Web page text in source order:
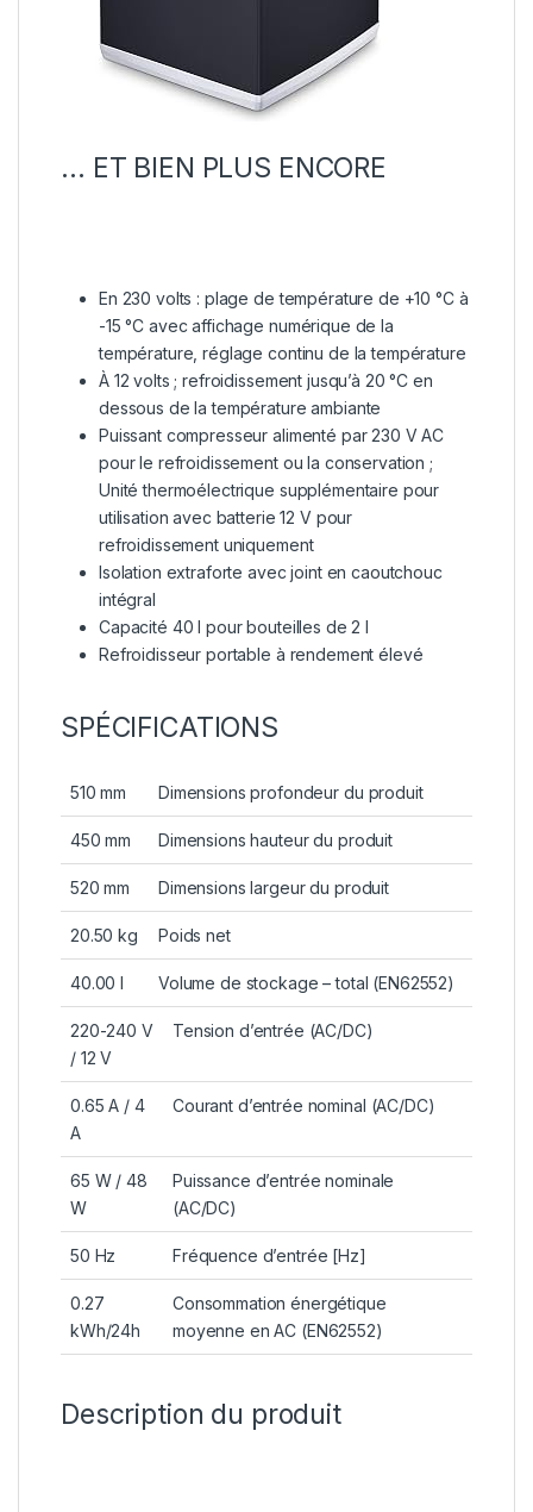
… ET BIEN PLUS ENCORE
En 230 volts : plage de température de +10 °C à
-15 °C avec affichage numérique de la
température, réglage continu de la température
À 12 volts ; refroidissement jusqu’à 20 °C en
dessous de la température ambiante
Puissant compresseur alimenté par 230 V AC
pour le refroidissement ou la conservation ;
Unité thermoélectrique supplémentaire pour
utilisation avec batterie 12 V pour
refroidissement uniquement
Isolation extraforte avec joint en caoutchouc
intégral
Capacité 40 l pour bouteilles de 2 l
Refroidisseur portable à rendement élevé
SPÉCIFICATIONS
510 mm Dimensions profondeur du produit
450 mm Dimensions hauteur du produit
520 mm Dimensions largeur du produit
20.50 kg Poids net
40.00 l Volume de stockage – total (EN62552)
220-240 V
/ 12 V
Tension d’entrée (AC/DC)
0.65 A / 4
A
Courant d’entrée nominal (AC/DC)
65 W / 48
W
Puissance d’entrée nominale
(AC/DC)
50 Hz Fréquence d’entrée [Hz]
0.27
kWh/24h
Consommation énergétique
moyenne en AC (EN62552)
Description du produit